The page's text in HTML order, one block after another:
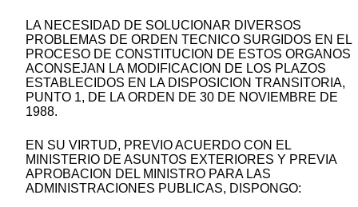
LA NECESIDAD DE SOLUCIONAR DIVERSOS
PROBLEMAS DE ORDEN TECNICO SURGIDOS EN EL
PROCESO DE CONSTITUCION DE ESTOS ORGANOS
ACONSEJAN LA MODIFICACION DE LOS PLAZOS
ESTABLECIDOS EN LA DISPOSICION TRANSITORIA,
PUNTO 1, DE LA ORDEN DE 30 DE NOVIEMBRE DE
1988.
EN SU VIRTUD, PREVIO ACUERDO CON EL
MINISTERIO DE ASUNTOS EXTERIORES Y PREVIA
APROBACION DEL MINISTRO PARA LAS
ADMINISTRACIONES PUBLICAS, DISPONGO: